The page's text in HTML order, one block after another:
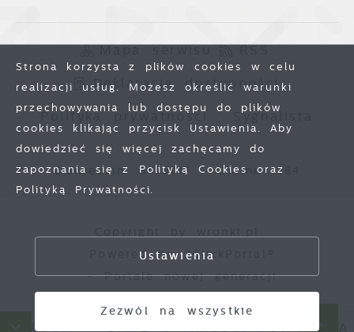
DANE O JAKOŚCI POWIETRZA
Mapa serwisu RSS
Deklaracja dostępności
Polityka prywatności Sygnalista
Odwiedzin: 3775147 Online: 284
Powered by 2ClickPortal®
- Portale nowej generacji
Strona korzysta z plików cookies w celu
realizacji usług. Możesz określić warunki
przechowywania lub dostępu do plików
cookies klikając przycisk Ustawienia. Aby
dowiedzieć się więcej zachęcamy do
zapoznania się z Polityką Cookies oraz
Polityką Prywatności.
Ustawienia
Zezwól na wszystkie
Zezwól na wszystkie